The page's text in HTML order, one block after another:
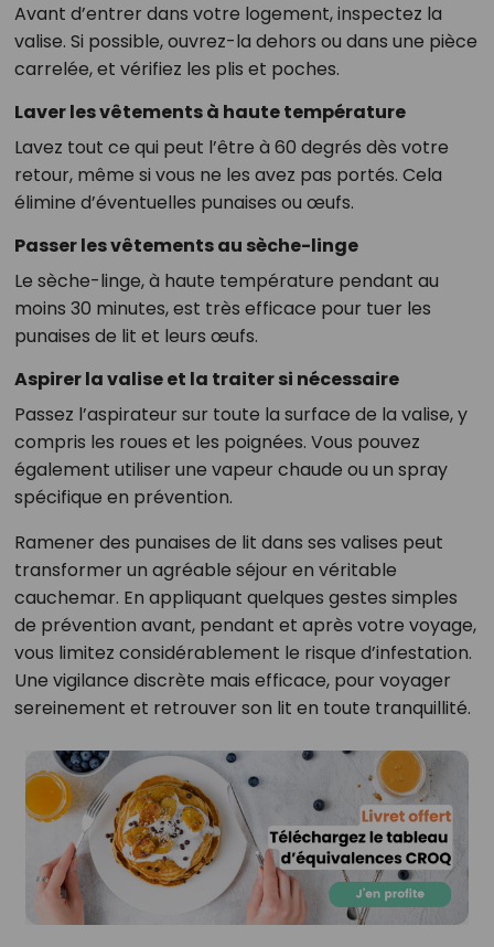
Avant d’entrer dans votre logement, inspectez la
valise. Si possible, ouvrez-la dehors ou dans une pièce
carrelée, et vérifiez les plis et poches.
Laver les vêtements à haute température
Lavez tout ce qui peut l’être à 60 degrés dès votre
retour, même si vous ne les avez pas portés. Cela
élimine d’éventuelles punaises ou œufs.
Passer les vêtements au sèche-linge
Le sèche-linge, à haute température pendant au
moins 30 minutes, est très efficace pour tuer les
punaises de lit et leurs œufs.
Aspirer la valise et la traiter si nécessaire
Passez l’aspirateur sur toute la surface de la valise, y
compris les roues et les poignées. Vous pouvez
également utiliser une vapeur chaude ou un spray
spécifique en prévention.
Ramener des punaises de lit dans ses valises peut
transformer un agréable séjour en véritable
cauchemar. En appliquant quelques gestes simples
de prévention avant, pendant et après votre voyage,
vous limitez considérablement le risque d’infestation.
Une vigilance discrète mais efficace, pour voyager
sereinement et retrouver son lit en toute tranquillité.